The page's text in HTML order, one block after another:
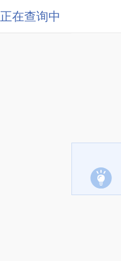
正在查询中